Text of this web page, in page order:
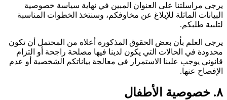
يرجى مراسلتنا على العنوان المبين في نهاية سياسة خصوصية
البيانات الماثلة للإبلاغ عن مخاوفكم، وسنتخذ الخطوات المناسبة
لتلبية طلبكم.
يرجى العلم بأن بعض الحقوق المذكورة أعلاه من المحتمل أن تكون
محدودة في الحالات التي يكون لدينا فيها مصلحة راجحة أو التزام
قانوني يوجب علينا الاستمرار في معالجة بياناتكم الشخصية أو عدم
الإفصاح عنها.
٨. خصوصية الأطفال